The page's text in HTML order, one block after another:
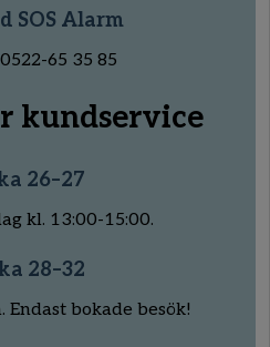
SOS Alarm
65 35 85
kundservice
26–27
kl. 13:00-15:00.
28–32
bokade besök!